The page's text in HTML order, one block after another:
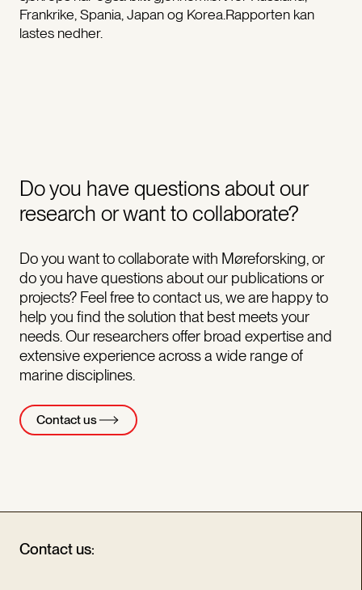
Frankrike, Spania, Japan og Korea.Rapporten kan
lastes nedher.
Do you have questions about our
research or want to collaborate?
Do you want to collaborate with Møreforsking, or
do you have questions about our publications or
projects? Feel free to contact us, we are happy to
help you find the solution that best meets your
needs. Our researchers offer broad expertise and
extensive experience across a wide range of
marine disciplines.
Contact us
Contact us: